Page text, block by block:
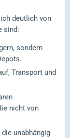
deutlich von
sind:
sondern
Transport und
nicht von
unabhängig